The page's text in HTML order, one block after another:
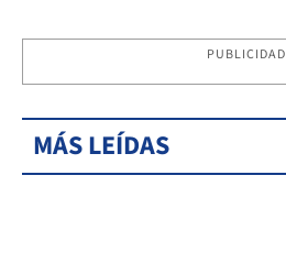
PUBLICIDAD
MÁS LEÍDAS